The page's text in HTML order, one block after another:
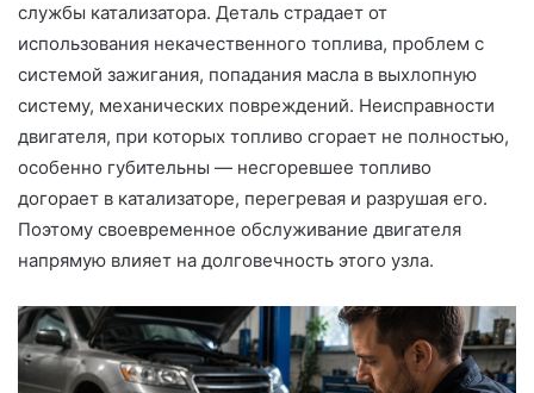
службы катализатора. Деталь страдает от
использования некачественного топлива, проблем с
системой зажигания, попадания масла в выхлопную
систему, механических повреждений. Неисправности
двигателя, при которых топливо сгорает не полностью,
особенно губительны — несгоревшее топливо
догорает в катализаторе, перегревая и разрушая его.
Поэтому своевременное обслуживание двигателя
напрямую влияет на долговечность этого узла.